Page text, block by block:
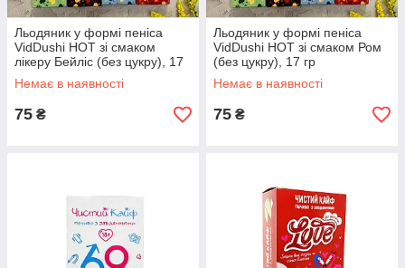
Льодяник у формі пеніса
VidDushi HOT зі смаком
лікеру Бейліс (без цукру), 17
гр
Немає в наявності
75 ₴
Льодяник у формі пеніса
VidDushi HOT зі смаком Ром
(без цукру), 17 гр
Немає в наявності
75 ₴